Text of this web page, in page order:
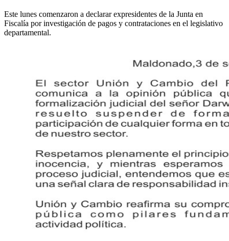
Este lunes comenzaron a declarar expresidentes de la Junta en
Fiscalía por investigación de pagos y contrataciones en el legislativo
departamental.